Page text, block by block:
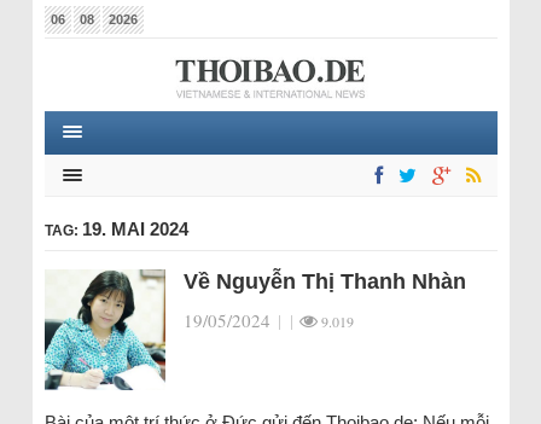
06 08 2026
TAG: 19. MAI 2024
Về Nguyễn Thị Thanh Nhàn
19/05/2024 | | 9.019